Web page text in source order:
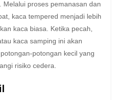
Melalui proses pemanasan dan
kaca tempered menjadi lebih
kaca biasa. Ketika pecah,
kaca samping ini akan
potongan kecil yang
risiko cedera.